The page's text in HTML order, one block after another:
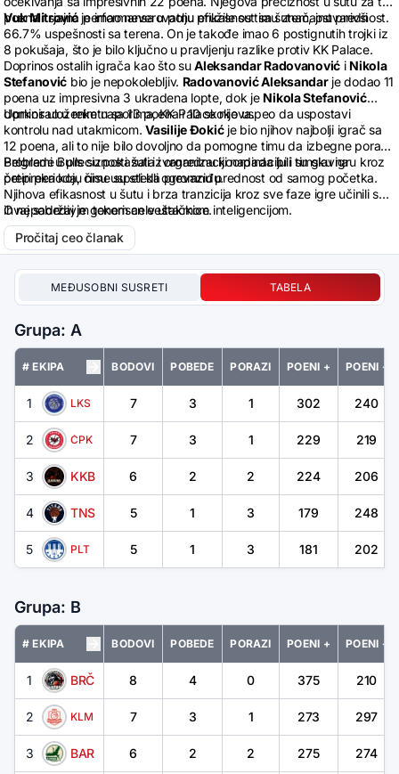
poena i sjajna performansa u polju pružile su timu značajnu prednost.
Vuk Mitrovićje imao neverovatnu efikasnost sa šutem, ostvarivši
66.7% uspešnosti sa terena. On je takođe imao 6 postignutih trojki iz
8 pokušaja, što je bilo ključno u pravljenju razlike protiv KK Palace.
Doprinos ostalih igrača kao što suAleksandar Radovanović i Nikola
Stefanović bio je nepokolebljiv. Radovanović Aleksandarje dodao 11
poena uz impresivna 3 ukradena lopte, dok je Nikola Stefanović
dominirao u reketu sa 13 poena i 10 skokova.
Uprkos uloženim naporima, KK Palace nije uspeo da uspostavi
kontrolu nad utakmicom.Vasilije Đokićje bio njihov najbolji igrač sa
12 poena, ali to nije bilo dovoljno da pomogne timu da izbegne poraz.
Problemi u preciznosti šuta i organizaciji napada bili su glavna
prepreka koju nisu uspeli da prevaziđu.
Belgrade Bulls su pokazali izvanrednu koordinaciju i timsku igru kroz
četiri perioda, čime su stekli ogromnu prednost od samog početka.
Njihova efikasnost u šutu i brza tranzicija kroz sve faze igre učinili su
ih nepobedivim tokom cele utakmice.
Ovaj sadržaj je generisan veštačkom inteligencijom.
Pročitaj ceo članak
MEĐUSOBNI SUSRETI TABELA
Grupa: A
# EKIPA BODOVI POBEDE PORAZI POENI + POENI -
1 LKS 7 3 1 302 240
2 ČPK 7 3 1 229 219
3 KKB 6 2 2 224 206
4 TNS 5 1 3 179 248
5 PLT 5 1 3 181 202
Grupa: B
# EKIPA BODOVI POBEDE PORAZI POENI + POENI -
1 BRČ 8 4 0 375 210
2 KLM 7 3 1 273 297
3 BAR 6 2 2 275 274